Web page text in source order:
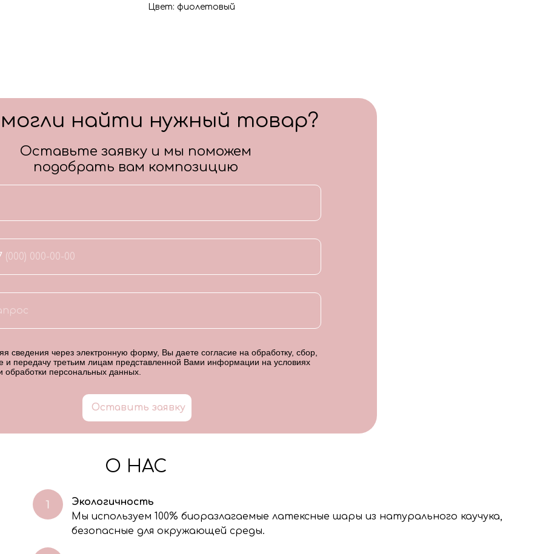
Цвет: фиолетовый
сведения через электронную форму, Вы даете согласие на обработку, сбор,
и передачу третьим лицам представленной Вами информации на условиях
обработки персональных данных.
Оставить заявку
найти нужный товар?
Оставьте заявку и мы поможем
подобрать вам композицию
О НАС
Экологичность
Мы используем 100% биоразлагаемые латексные шары из натурального каучука,
безопасные для окружающей среды.